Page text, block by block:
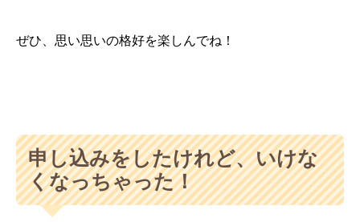
ぜひ、思い思いの格好を楽しんでね！
申し込みをしたけれど、いけな
くなっちゃった！